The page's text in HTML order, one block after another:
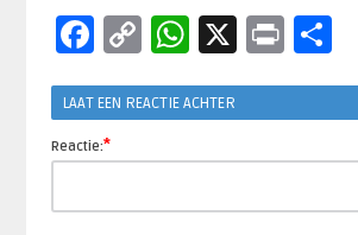
Facebook
CopyWhatsApp
X Print
LAAT EEN REACTIE ACHTER
Reactie:*